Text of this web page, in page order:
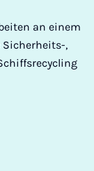
an einem
,